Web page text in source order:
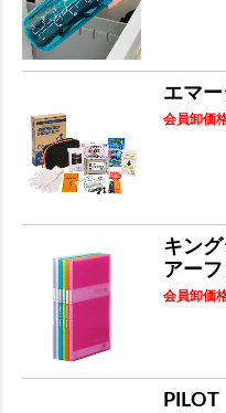
エマ
会員卸価
キン
アー
会員卸価